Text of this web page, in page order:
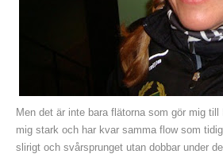
Men det är inte bara flätorna som gör mig
mig stark och har kvar samma flow som
slirigt och svårsprunget utan dobbar under